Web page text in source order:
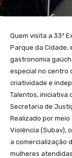
Quem visita a 33ª
Parque da Cidade,
gastronomia
especial no centro
criatividade e
Talentos, iniciativa
Secretaria de
Realizado por
Violência (Subav),
a comercialização
mulheres